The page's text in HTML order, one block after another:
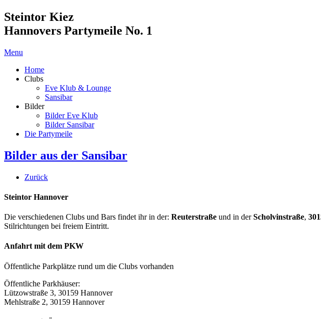
Steintor Kiez
Hannovers Partymeile No. 1
Menu
Home
Clubs
Eve Klub & Lounge
Sansibar
Bilder
Bilder Eve Klub
Bilder Sansibar
Die Partymeile
Bilder aus der Sansibar
Zurück
Steintor Hannover
Die verschiedenen Clubs und Bars findet ihr in der: Reuterstraße und in derScholvinstraße,
Stilrichtungen bei freiem Eintritt.
Anfahrt mit dem PKW
Öffentliche Parkplätze rund um die Clubs vorhanden
Öffentliche Parkhäuser:
Lützowstraße 3, 30159 Hannover
Mehlstraße 2, 30159 Hannover